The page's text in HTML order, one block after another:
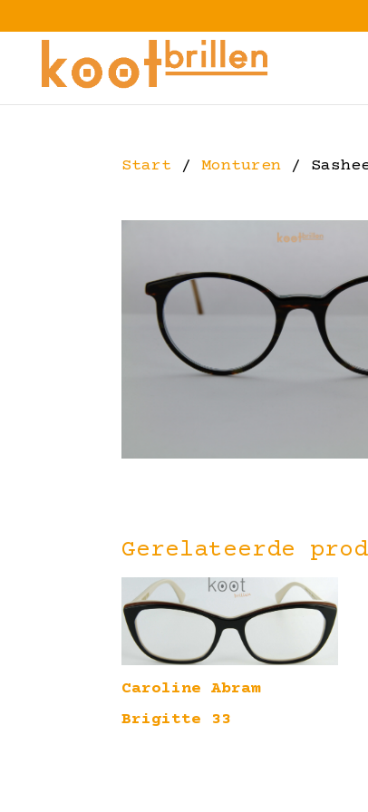
Start /Monturen /
Gerelateerde
Caroline Abram
Brigitte 33